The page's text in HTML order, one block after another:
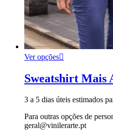
Ver opções
Sweatshirt Mais
3 a 5 dias úteis estimados
Para outras opções de
geral@vinilerarte.pt